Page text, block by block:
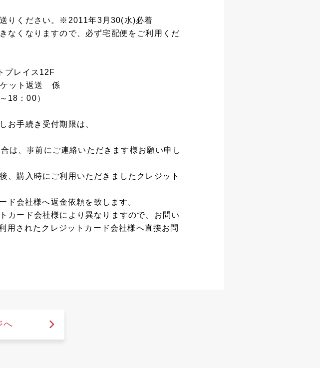
りください。※2011年3月30(水)必着
なくなりますので、必ず宅配便をご利用くだ
レイス12F
ケット返送 係
18：00）
お手続き受付期限は、
は、事前にご連絡いただきます様お願い申し
、購入時にご利用いただきましたクレジット
ド会社様へ返金依頼を致します。
カード会社様により異なりますので、お問い
用されたクレジットカード会社様へ直接お問
へ